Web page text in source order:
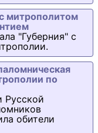
митрополитом
"Губерния" с
по
Русской
обители